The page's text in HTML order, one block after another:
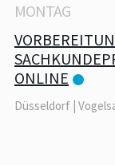
MONTAG
ONLINE
Düsseldorf |